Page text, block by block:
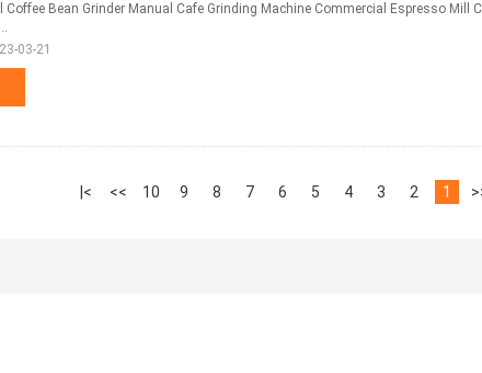
Coffee Bean Grinder Manual Cafe Grinding Machine Commercial Espresso Mill
...
21 13:57:03
1
2
3
4
5
6
7
8
9
10
>>
>|